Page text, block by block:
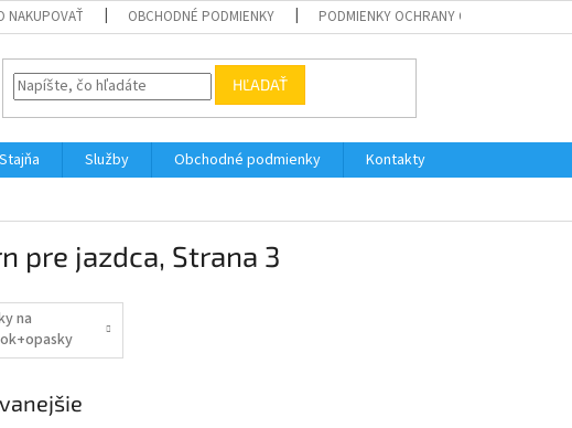
NAKUPOVAŤ OBCHODNÉ PODMIENKY PODMIENKY OCHRANY OSOBNÝCH ÚDAJOV
HĽADAŤ
Stajňa Služby Obchodné podmienky
Kontakty
pre jazdca, Strana 3
na